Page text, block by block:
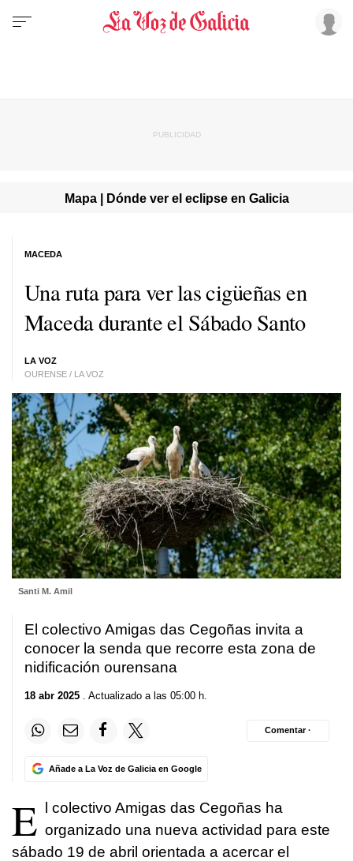
Mapa | Dónde ver el eclipse en Galicia
Una ruta para ver las cigüeñas en
Maceda durante el Sábado Santo
LA VOZ
OURENSE / LA VOZ
MACEDA
Santi M. Amil
El colectivo Amigas das Cegoñas invita a
conocer la senda que recorre esta zona de
nidificación ourensana
18 abr 2025 . Actualizado a las 05:00 h.
Añade a La Voz de Galicia en Google
Comentar ·
E l colectivo Amigas das Cegoñas ha
organizado una nueva actividad para este
sábado 19 de abril orientada a acercar el